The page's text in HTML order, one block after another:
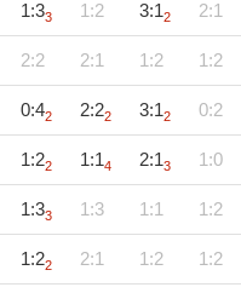
1:33 1:2 3:12 2:1
2:2 2:1 1:2 1:2
0:42 2:22 3:12 0:2
1:22 1:14 2:13 1:0
1:33 1:3 1:1 1:2
1:22 2:1 1:2 1:2